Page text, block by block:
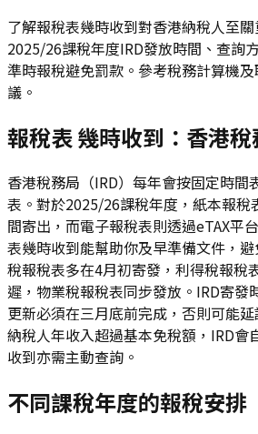
了解報稅表幾時收到對香港納稅人至
2025/26課稅年度IRD發放時間、查詢
準時報稅避免罰款。參考稅務計算機
議。
報稅表 幾時收到：香港
香港稅務局（IRD）每年會按固定時間
表。對於2025/26課稅年度，紙本報稅
間寄出，而電子報稅表則透過eTAX平
表幾時收到能幫助你及早準備文件，
稅報稅表多在4月初寄發，利得稅報稅
遲，物業稅報稅表同步發放。IRD寄發
更新必須在三月底前完成，否則可能
納稅人年收入超過基本免稅額，IRD會
收到亦需主動查詢。
不同課稅年度的報稅安排